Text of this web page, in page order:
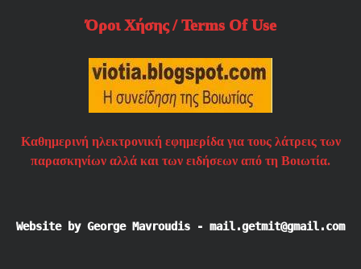
Όροι Χήσης / Terms Of Use
Καθημερινή ηλεκτρονική εφημερίδα για τους λάτρεις των
παρασκηνίων αλλά και των ειδήσεων από τη Βοιωτία.
Website by George Mavroudis - mail.getmit@gmail.com